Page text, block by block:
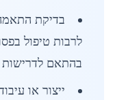
בדיקת
לרבות טיפול
בהתאם לדרישות
ייצור או